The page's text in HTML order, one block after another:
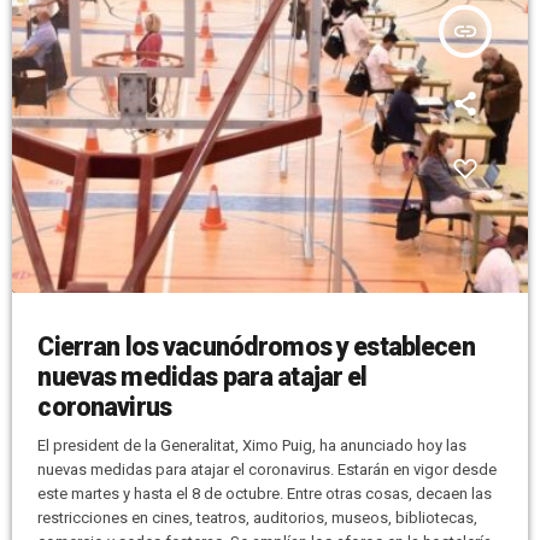
insert_link
Cierran los vacunódromos y establecen
nuevas medidas para atajar el
coronavirus
El president de la Generalitat, Ximo Puig, ha anunciado hoy las
nuevas medidas para atajar el coronavirus. Estarán en vigor desde
este martes y hasta el 8 de octubre. Entre otras cosas, decaen las
restricciones en cines, teatros, auditorios, museos, bibliotecas,